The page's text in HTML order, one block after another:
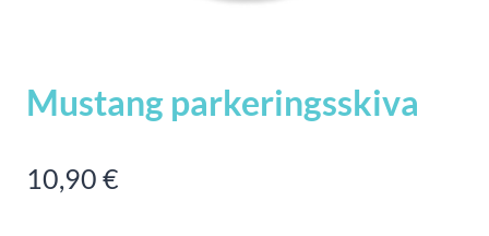
Mustang parkeringsskiva
10,90 €